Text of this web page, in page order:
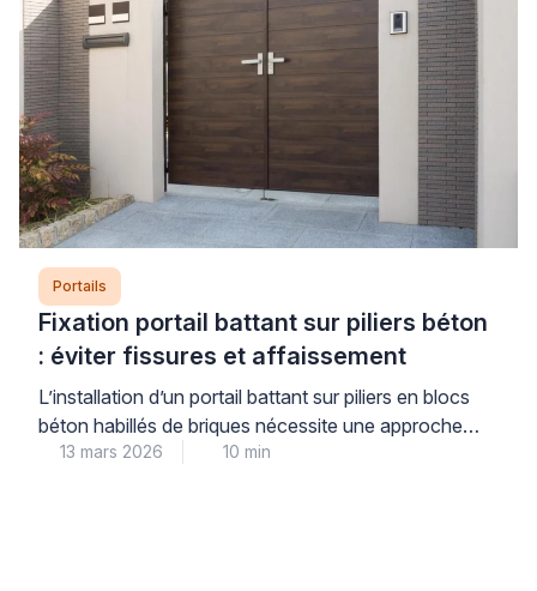
Portails
Fixation portail battant sur piliers béton
: éviter fissures et affaissement
L’installation d’un portail battant sur piliers en blocs
béton habillés de briques nécessite une approche
technique rigoureuse. Les contraintes mécaniques
13 mars 2026 10 min